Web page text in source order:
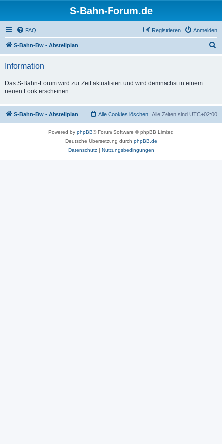
S-Bahn-Forum.de
FAQ Anmelden
Registrieren
S-Bahn-Bw - Abstellplan
Information
Das S-Bahn-Forum wird zur Zeit aktualisiert und wird demnächst in einem
neuen Look erscheinen.
S-Bahn-Bw - Abstellplan Alle Zeiten sind UTC+02:00
Alle Cookies löschen
Powered by phpBB® Forum Software © phpBB Limited
Deutsche Übersetzung durch phpBB.de
Datenschutz| Nutzungsbedingungen